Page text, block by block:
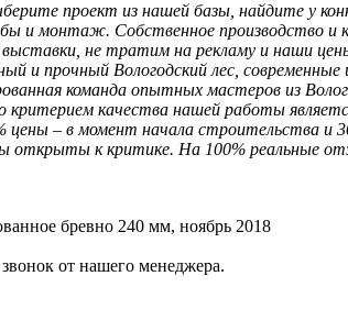
проект из нашей базы, найдите у
и монтаж. Собственное производство и
выставки, не тратим на рекламу и наши
и прочный Вологодский лес,
команда опытных мастеров из
качества нашей работы
цены – в момент начала строительства и
открыты к критике. На 100% реальные
бревно 240 мм, ноябрь 2018
от нашего менеджера.